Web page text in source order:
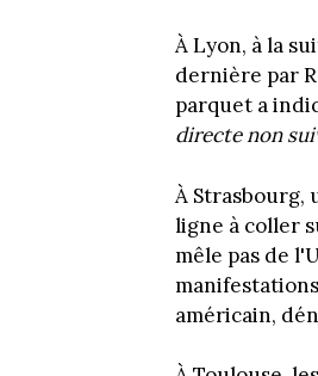
À Lyon, à la
dernière par
parquet a
directe non
À Strasbourg,
ligne à coller
mêle pas de
américain,